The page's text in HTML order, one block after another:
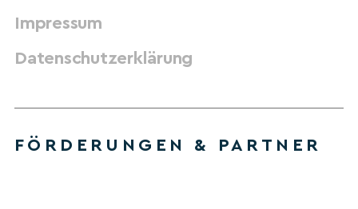
Impressum
Datenschutzerklärung
FÖRDERUNGEN & PARTNER